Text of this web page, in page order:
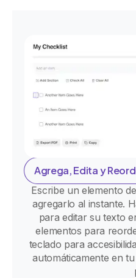
Agrega, Edita y
Escribe un elemento
agregarlo al instante.
para editar su texto
elementos para
teclado para
automáticamente en